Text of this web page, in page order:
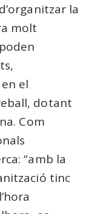
la
molt
el
dotant
Com
“amb la
tinc